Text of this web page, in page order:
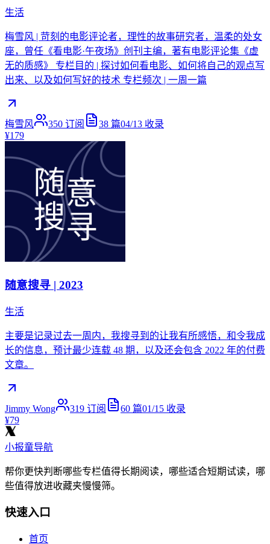
生活
梅雪风 | 苛刻的电影评论者，理性的故事研究者，温柔的处女
座，曾任《看电影·午夜场》创刊主编，著有电影评论集《虚
无的质感》 专栏目的 | 探讨如何看电影、如何将自己的观点写
出来、以及如何写好的技术 专栏频次 | 一周一篇
梅雪风 350 订阅 38 篇04/13 收录
¥179
随意搜寻 | 2023
生活
主要是记录过去一周内，我搜寻到的让我有所感悟，和令我成
长的信息，预计最少连载 48 期，以及还会包含 2022 年的付费
文章。
Jimmy Wong 319 订阅 60 篇01/15 收录
¥79
小报童导航
帮你更快判断哪些专栏值得长期阅读，哪些适合短期试读，哪
些值得放进收藏夹慢慢筛。
快速入口
首页